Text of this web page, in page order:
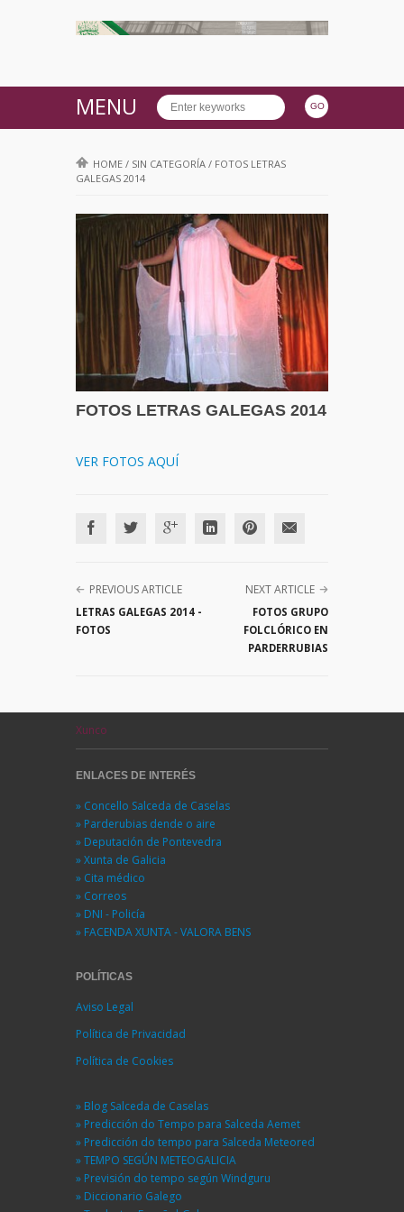
MENU
HOME / SIN CATEGORÍA / FOTOS LETRAS
GALEGAS 2014
FOTOS LETRAS GALEGAS 2014
VER FOTOS AQUÍ
PREVIOUS ARTICLE
LETRAS GALEGAS 2014 -
FOTOS
NEXT ARTICLE
FOTOS GRUPO
FOLCLÓRICO EN
PARDERRUBIAS
Xunco
ENLACES DE INTERÉS
» Concello Salceda de Caselas
» Parderubias dende o aire
» Deputación de Pontevedra
» Xunta de Galicia
» Cita médico
» Correos
» DNI - Policía
» FACENDA XUNTA - VALORA BENS
POLÍTICAS
Aviso Legal
Política de Privacidad
Política de Cookies
» Blog Salceda de Caselas
» Predicción do Tempo para Salceda Aemet
» Predicción do tempo para Salceda Meteored
» TEMPO SEGÚN METEOGALICIA
» Previsión do tempo según Windguru
» Diccionario Galego